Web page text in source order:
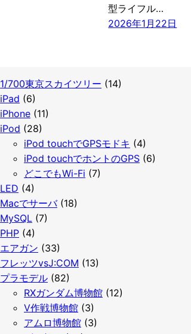
型ライフル…
2026年1月22日
1/700東京スカイツリー (14)
iPad (6)
iPhone (11)
iPod (28)
iPod touchでGPSモドキ (4)
iPod touchでホントのGPS (6)
どこでもWi-Fi (7)
LED (4)
Macでサーバ(18)
MySQL (7)
PHP (4)
エアガン (33)
フレッツvsJ:COM (13)
プラモデル (82)
RXガンダム博物館 (12)
V作戦博物館 (3)
アムロ博物館 (3)